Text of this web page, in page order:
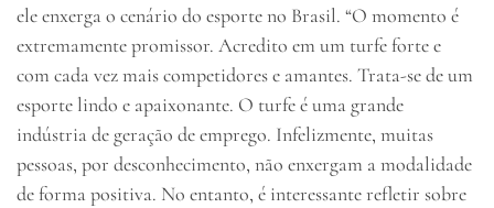
ele enxerga o cenário do esporte no Brasil. “O momento é
extremamente promissor. Acredito em um turfe forte e
com cada vez mais competidores e amantes. Trata-se de um
esporte lindo e apaixonante. O turfe é uma grande
indústria de geração de emprego. Infelizmente, muitas
pessoas, por desconhecimento, não enxergam a modalidade
de forma positiva. No entanto, é interessante refletir sobre